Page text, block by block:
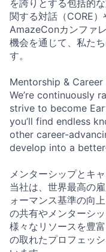
を誇りとする包括的
関する対話（CORE
AmazeConカンファ
機会を通じて、私た
す。
Mentorship &
We’re continuously
strive to become
you’ll find endless
other career-
develop into a
メンターシップとキ
当社は、世界最高の
ォーマンス基準の向
の共有やメンターシ
様々なリソースを豊
の取れたプロフェッ